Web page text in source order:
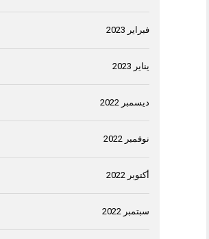
فبراير 2023
يناير 2023
ديسمبر 2022
نوفمبر 2022
أكتوبر 2022
سبتمبر 2022